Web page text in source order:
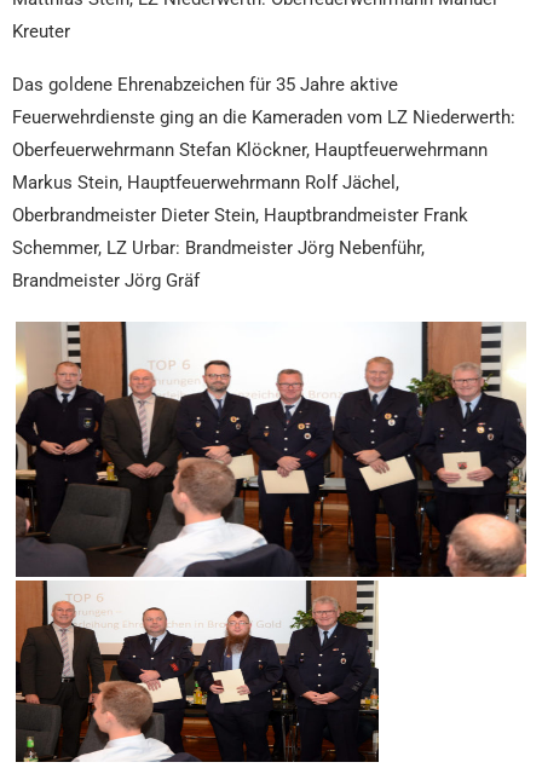
Kreuter
Das goldene Ehrenabzeichen für 35 Jahre aktive
Feuerwehrdienste ging an die Kameraden vom LZ Niederwerth:
Oberfeuerwehrmann Stefan Klöckner, Hauptfeuerwehrmann
Markus Stein, Hauptfeuerwehrmann Rolf Jächel,
Oberbrandmeister Dieter Stein, Hauptbrandmeister Frank
Schemmer, LZ Urbar: Brandmeister Jörg Nebenführ,
Brandmeister Jörg Gräf